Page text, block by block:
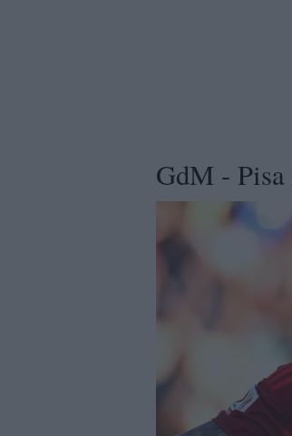
GdM -